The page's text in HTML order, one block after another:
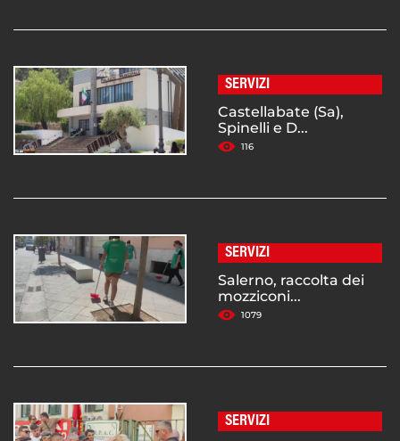
SERVIZI
Castellabate (Sa),
Spinelli e D...
116
SERVIZI
Salerno, raccolta dei
mozziconi...
1079
SERVIZI